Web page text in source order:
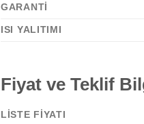
GARANTI
ISI YALITIMI
Fiyat ve Teklif
LISTE FIYATI